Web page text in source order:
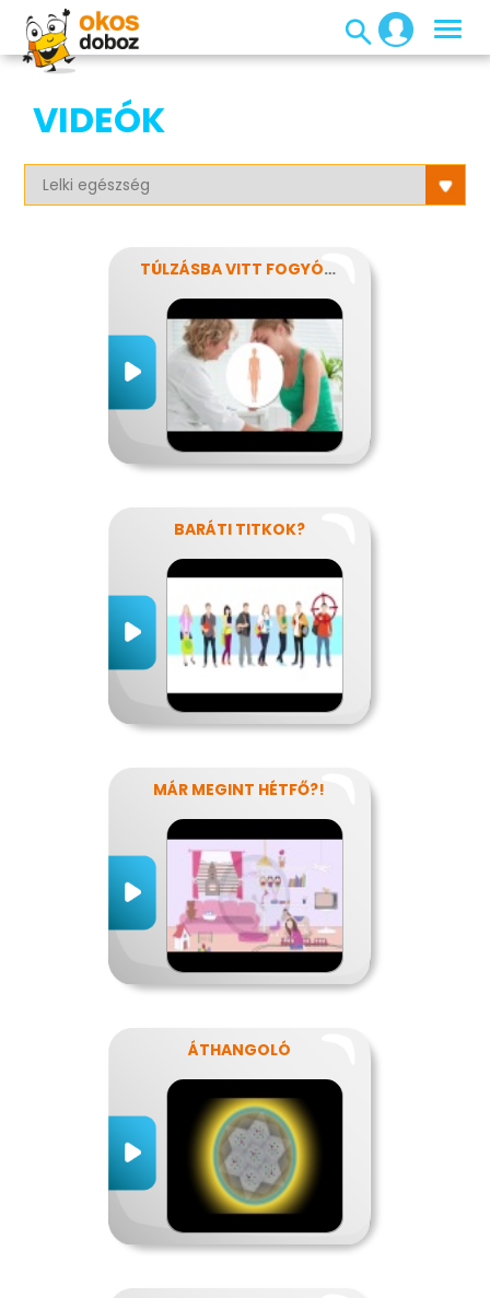
VIDEÓK
TÚLZÁSBA VITT FOGYÓKÚRÁK
BARÁTI TITKOK?
MÁR MEGINT HÉTFŐ?!
ÁTHANGOLÓ